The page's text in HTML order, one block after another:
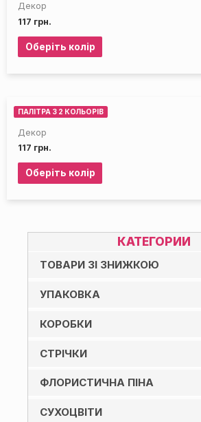
КАТЕГОРИИ
ТОВАРИ ЗІ ЗНИЖКОЮ
УПАКОВКА
КОРОБКИ
СТРІЧКИ
ФЛОРИСТИЧНА ПІНА
СУХОЦВІТИ
Декор
117 грн.
Оберіть колір
ПАЛІТРА З 2 КОЛЬОРІВ
Декор
117 грн.
Оберіть колір